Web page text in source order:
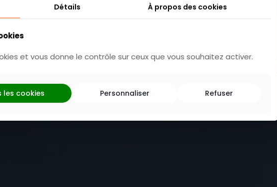
dans la
petits
25 janvier 2023 Anniversaire
Détails À propos des cookies
et vous donne le contrôle sur ceux que vous souhaitez activer.
Refuser
Personnaliser
les cookies